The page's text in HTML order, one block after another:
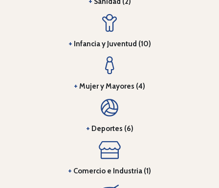
+ Infancia y Juventud (10)
+ Mujer y Mayores (4)
+ Deportes (6)
+ Comercio e Industria (1)